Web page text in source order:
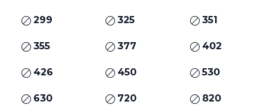
299 325 351
355 377 402
426 450 530
630 720 820